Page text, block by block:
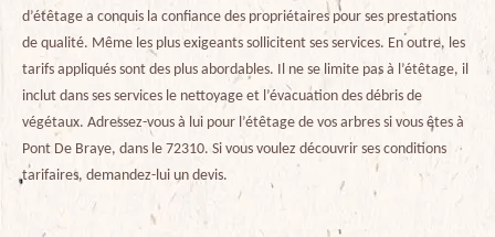
d’étêtage a conquis la confiance des propriétaires pour ses prestations
de qualité. Même les plus exigeants sollicitent ses services. En outre, les
tarifs appliqués sont des plus abordables. Il ne se limite pas à l’étêtage, il
inclut dans ses services le nettoyage et l’évacuation des débris de
végétaux. Adressez-vous à lui pour l’étêtage de vos arbres si vous êtes à
Pont De Braye, dans le 72310. Si vous voulez découvrir ses conditions
tarifaires, demandez-lui un devis.